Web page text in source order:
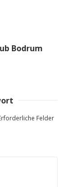
Bodrum
Felder